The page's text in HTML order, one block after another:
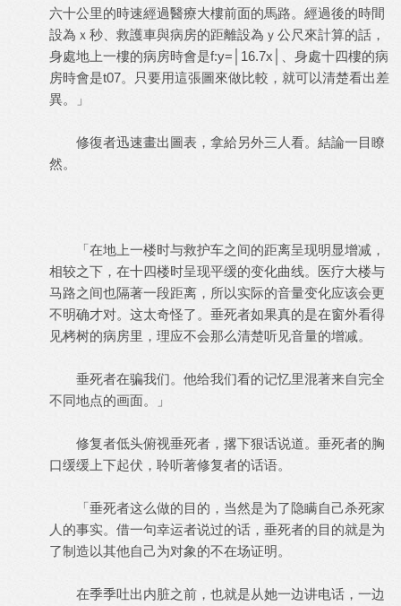
六十公里的時速經過醫療大樓前面的馬路。經過後的時間
設為ｘ秒、救護車與病房的距離設為ｙ公尺來計算的話，
身處地上一樓的病房時會是f:y=│16.7x│、身處十四樓的病
房時會是t07。只要用這張圖來做比較，就可以清楚看出差
異。」
修復者迅速畫出圖表，拿給另外三人看。結論一目瞭
然。
「在地上一楼时与救护车之间的距离呈现明显增减，
相较之下，在十四楼时呈现平缓的变化曲线。医疗大楼与
马路之间也隔著一段距离，所以实际的音量变化应该会更
不明确才对。这太奇怪了。垂死者如果真的是在窗外看得
见栲树的病房里，理应不会那么清楚听见音量的增减。
垂死者在骗我们。他给我们看的记忆里混著来自完全
不同地点的画面。」
修复者低头俯视垂死者，撂下狠话说道。垂死者的胸
口缓缓上下起伏，聆听著修复者的话语。
「垂死者这么做的目的，当然是为了隐瞒自己杀死家
人的事实。借一句幸运者说过的话，垂死者的目的就是为
了制造以其他自己为对象的不在场证明。
在季季吐出内脏之前，也就是从她一边讲电话，一边